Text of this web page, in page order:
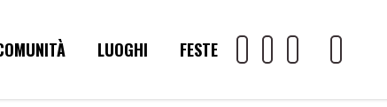
LUOGHI FESTE